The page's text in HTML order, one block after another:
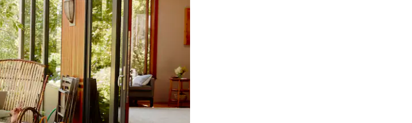
omhoog en omlaag, óf door te tikken of swipen.